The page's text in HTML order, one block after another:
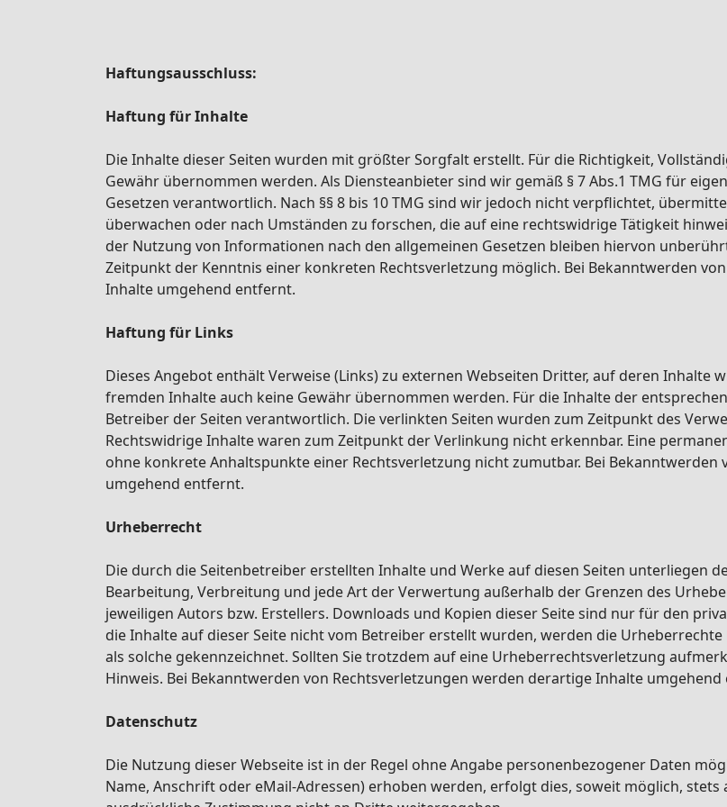
Haftungsausschluss:
Haftung für Inhalte
Die Inhalte dieser Seiten wurden mit größter Sorgfalt erstellt. Für die Richtigkeit,
Gewähr übernommen werden. Als Diensteanbieter sind wir gemäß § 7 Abs.1 TMG für
Gesetzen verantwortlich. Nach §§ 8 bis 10 TMG sind wir jedoch nicht verpflichtet,
überwachen oder nach Umständen zu forschen, die auf eine rechtswidrige Tätigkeit
der Nutzung von Informationen nach den allgemeinen Gesetzen bleiben hiervon
Zeitpunkt der Kenntnis einer konkreten Rechtsverletzung möglich. Bei Bekanntwerden
Inhalte umgehend entfernt.
Haftung für Links
Dieses Angebot enthält Verweise (Links) zu externen Webseiten Dritter, auf deren Inhalte
fremden Inhalte auch keine Gewähr übernommen werden. Für die Inhalte der
Betreiber der Seiten verantwortlich. Die verlinkten Seiten wurden zum Zeitpunkt des
Rechtswidrige Inhalte waren zum Zeitpunkt der Verlinkung nicht erkennbar. Eine
ohne konkrete Anhaltspunkte einer Rechtsverletzung nicht zumutbar. Bei
umgehend entfernt.
Urheberrecht
Die durch die Seitenbetreiber erstellten Inhalte und Werke auf diesen Seiten unterliegen
Bearbeitung, Verbreitung und jede Art der Verwertung außerhalb der Grenzen des
jeweiligen Autors bzw. Erstellers. Downloads und Kopien dieser Seite sind nur für den
die Inhalte auf dieser Seite nicht vom Betreiber erstellt wurden, werden die
als solche gekennzeichnet. Sollten Sie trotzdem auf eine Urheberrechtsverletzung
Hinweis. Bei Bekanntwerden von Rechtsverletzungen werden derartige Inhalte
Datenschutz
Die Nutzung dieser Webseite ist in der Regel ohne Angabe personenbezogener Daten
Name, Anschrift oder eMail-Adressen) erhoben werden, erfolgt dies, soweit möglich,